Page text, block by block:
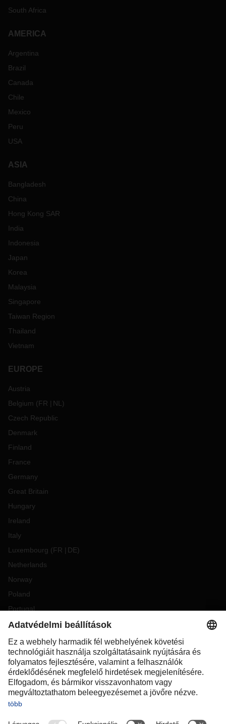
South Africa
AMERICA
Argentina
Brazil
Canada
Chile
Mexico
Peru
USA
ASIA
Bangladesh
China
Hong Kong SAR
India
Indonesia
Japan
Korea
Malaysia
Singapore
Taiwan Region
Thailand
Vietnam
EUROPE
Austria
Belgium (FR NL )
Czech Republic
Denmark
Finland
France
Germany
Great Britain
Hungary
Ireland
Italy
Luxembourg (FR DE)
Netherlands
Norway
Poland
Portugal
Romania
Slovakia
Spain
Sweden
Switzerland( DE FR)
Turkey
OCEANIA